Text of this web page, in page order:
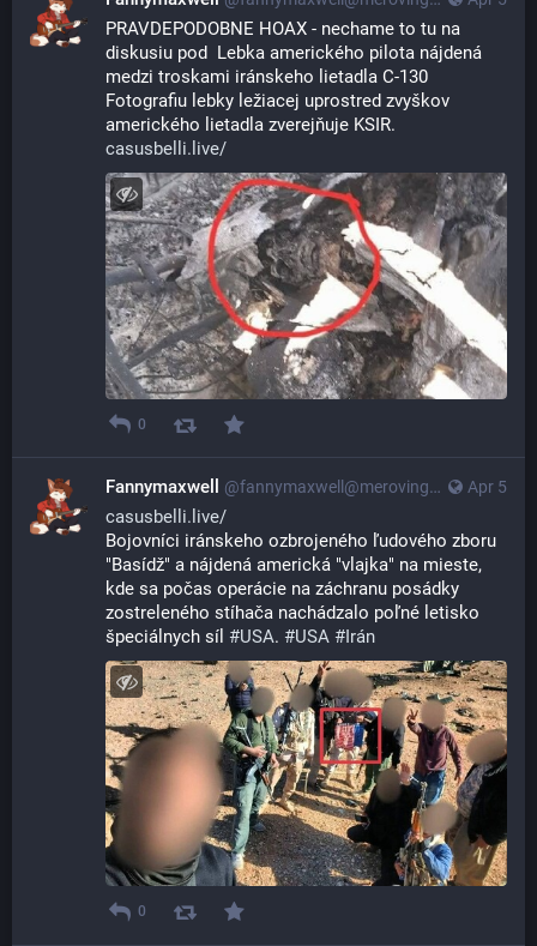
PRAVDEPODOBNE HOAX - nechame to tu na
diskusiu pod  Lebka amerického pilota nájdená
medzi troskami iránskeho lietadla C-130
Fotografiu lebky ležiacej uprostred zvyškov
amerického lietadla zverejňuje KSIR.
casusbelli.live/
0
Apr 5
Fannymaxwell @fannymaxwell@merovingian.club
casusbelli.live/
Bojovníci iránskeho ozbrojeného ľudového zboru
"Basídž" a nájdená americká "vlajka" na mieste,
kde sa počas operácie na záchranu posádky
zostreleného stíhača nachádzalo poľné letisko
špeciálnych síl #USA. #USA #Irán
0